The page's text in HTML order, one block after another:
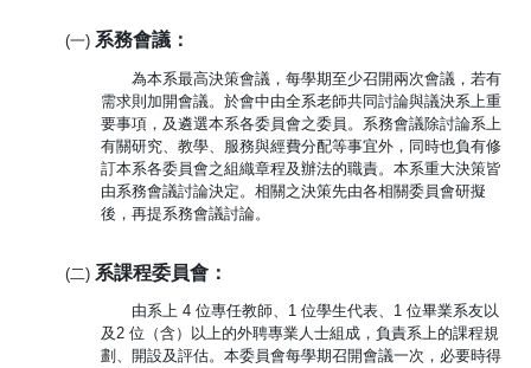
(一) 系務會議：
為本系最高決策會議，每學期至少召開兩次會議，若有
需求則加開會議。於會中由全系老師共同討論與議決系上重
要事項，及遴選本系各委員會之委員。系務會議除討論系上
有關研究、教學、服務與經費分配等事宜外，同時也負有修
訂本系各委員會之組織章程及辦法的職責。本系重大決策皆
由系務會議討論決定。相關之決策先由各相關委員會研擬
後，再提系務會議討論。
(二) 系課程委員會：
由系上 4 位專任教師、1 位學生代表、1 位畢業系友以
及2 位（含）以上的外聘專業人士組成，負責系上的課程規
劃、開設及評估。本委員會每學期召開會議一次，必要時得